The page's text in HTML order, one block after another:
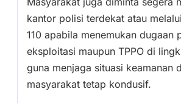
kantor polisi terdekat atau
110 apabila menemukan dugaan
eksploitasi maupun TPPO di
guna menjaga situasi keamanan
masyarakat tetap kondusif.